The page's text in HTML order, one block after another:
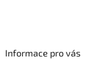
Informace pro vás